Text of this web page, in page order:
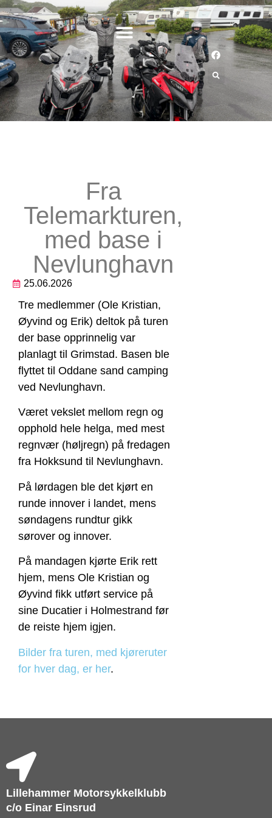
Fra
Telemarkturen,
med base i
Nevlunghavn
25.06.2026
Tre medlemmer (Ole Kristian,
Øyvind og Erik) deltok på turen
der base opprinnelig var
planlagt til Grimstad. Basen ble
flyttet til Oddane sand camping
ved Nevlunghavn.
Været vekslet mellom regn og
opphold hele helga, med mest
regnvær (høljregn) på fredagen
fra Hokksund til Nevlunghavn.
På lørdagen ble det kjørt en
runde innover i landet, mens
søndagens rundtur gikk
sørover og innover.
På mandagen kjørte Erik rett
hjem, mens Ole Kristian og
Øyvind fikk utført service på
sine Ducatier i Holmestrand før
de reiste hjem igjen.
Bilder fra turen, med kjøreruter
for hver dag, er her.
Lillehammer Motorsykkelklubb
c/o Einar Einsrud